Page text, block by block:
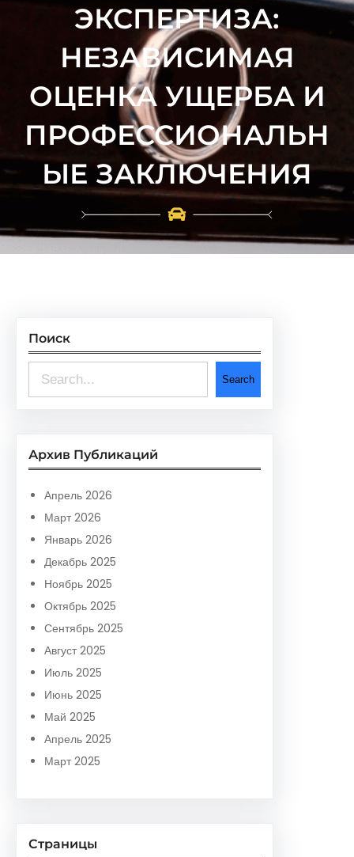
ЭКСПЕРТИЗА:
НЕЗАВИСИМАЯ
ОЦЕНКА УЩЕРБА И
ПРОФЕССИОНАЛЬН
ЫЕ ЗАКЛЮЧЕНИЯ
Поиск
e
r
c
h
Search
Архив Публикаций
Апрель 2026
Март 2026
Январь 2026
Декабрь 2025
Ноябрь 2025
Октябрь 2025
Сентябрь 2025
Август 2025
Июль 2025
Июнь 2025
Май 2025
Апрель 2025
Март 2025
Страницы